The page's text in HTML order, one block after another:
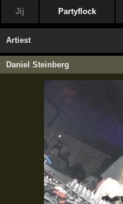
Jij Partyflock
Artiest
Daniel Steinberg